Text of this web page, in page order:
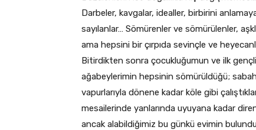
Darbeler, kavgalar, idealler, birbirini
sayılanlar… Sömürenler ve sömürülenler,
ama hepsini bir çırpıda sevinçle ve
Bitirdikten sonra çocukluğumun ve ilk
ağabeylerimin hepsinin sömürüldüğü;
vapurlarıyla dönene kadar köle gibi
mesailerinde yanlarında uyuyana kadar
ancak alabildiğimiz bu günkü evimin